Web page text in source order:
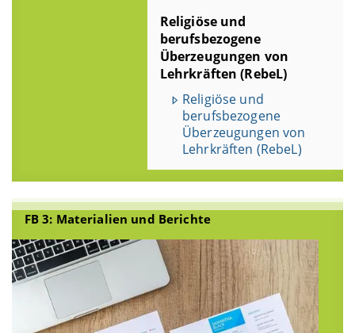
Religiöse und
berufsbezogene
Überzeugungen von
Lehrkräften (RebeL)
Religiöse und
berufsbezogene
Überzeugungen von
Lehrkräften (RebeL)
FB 3: Materialien und Berichte